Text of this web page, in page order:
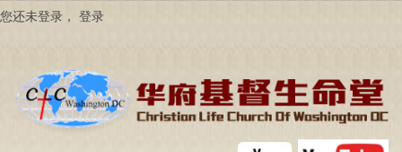
跳
您还未登录， 登录